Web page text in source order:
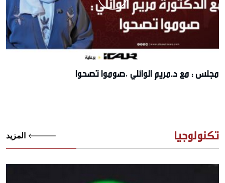
مجلس : مع د.مريم الوائلي ،صوموا تصحوا
تكنولوجيا المزيد